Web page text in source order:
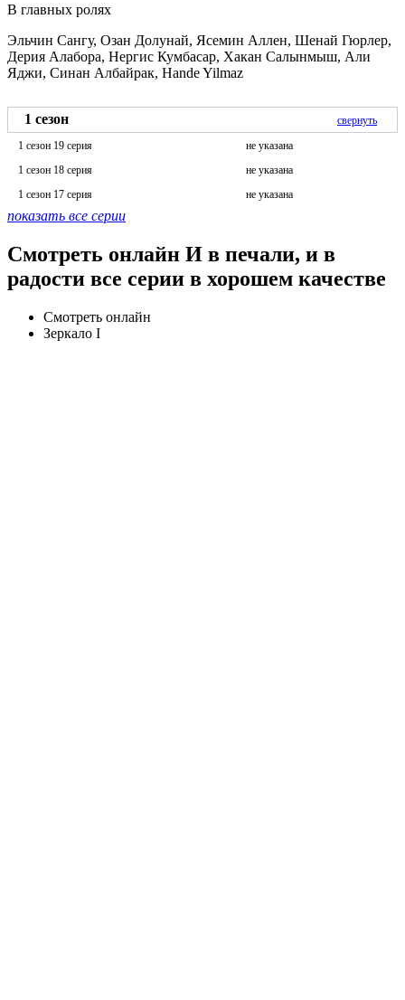
В главных ролях
Эльчин Сангу, Озан Долунай, Ясемин Аллен, Шенай Гюрлер,
Дерия Алабора, Нергис Кумбасар, Хакан Салынмыш, Али
Яджи, Синан Албайрак, Hande Yilmaz
1 сезон
свернуть
1 сезон 19 серия
не указана
1 сезон 18 серия
не указана
1 сезон 17 серия
не указана
показать все серии
Смотреть онлайн И в печали, и в
радости все серии в хорошем качестве
Смотреть онлайн
Зеркало I